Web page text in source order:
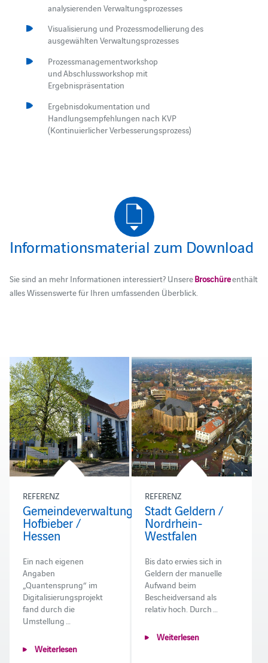
analysierenden Verwaltungsprozesses
Visualisierung und Prozessmodellierung des
ausgewählten Verwaltungsprozesses
Prozessmanagementworkshop
und Abschlussworkshop mit
Ergebnispräsentation
Ergebnisdokumentation und
Handlungsempfehlungen nach KVP
(Kontinuierlicher Verbesserungsprozess)
Informationsmaterial zum Download
Sie sind an mehr Informationen interessiert? UnsereBroschüreenthält
alles Wissenswerte für Ihren umfassenden Überblick.
REFERENZ
Gemeindeverwaltung
Hofbieber /
Hessen
Ein nach eigenen
Angaben
„Quantensprung“ im
Digitalisierungsprojekt
fand durch die
Umstellung …
Weiterlesen
REFERENZ
Stadt Geldern /
Nordrhein-
Westfalen
Bis dato erwies sich in
Geldern der manuelle
Aufwand beim
Bescheidversand als
relativ hoch. Durch …
Weiterlesen